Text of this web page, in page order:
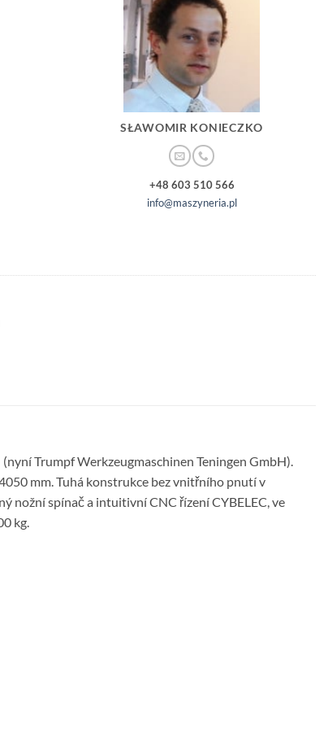
SŁAWOMIR KONIECZKO
+48 603 510 566
info@maszyneria.pl
Trumpf Werkzeugmaschinen Teningen GmbH).
mm. Tuhá konstrukce bez vnitřního pnutí v
nožní spínač a intuitivní CNC řízení CYBELEC, ve
kg.